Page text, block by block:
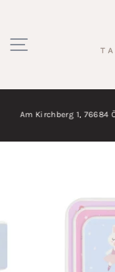
Inhalt
Am Kirchberg 1, 76684